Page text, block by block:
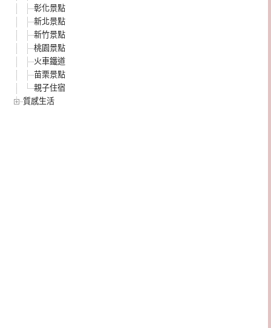
彰化景點
新北景點
新竹景點
桃園景點
火車鐵道
苗栗景點
親子住宿
質感生活